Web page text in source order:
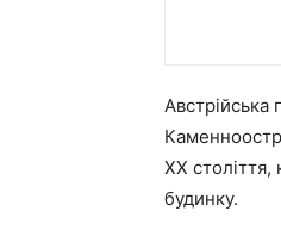
XX
будинку.